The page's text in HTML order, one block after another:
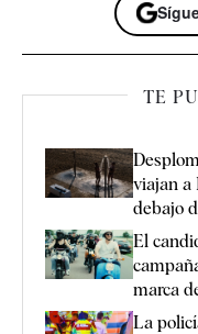
TE
viajan a
debajo
El
marca
La